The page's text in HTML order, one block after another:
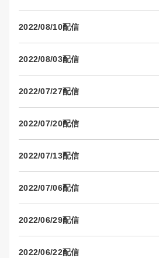
2022/08/10配信
2022/08/03配信
2022/07/27配信
2022/07/20配信
2022/07/13配信
2022/07/06配信
2022/06/29配信
2022/06/22配信